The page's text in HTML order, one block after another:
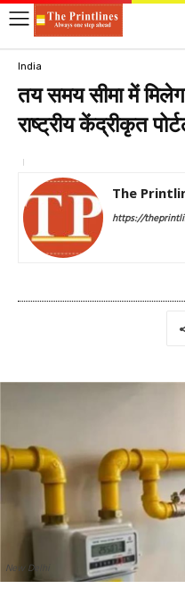
India
तय समय सीमा में
राष्ट्रीय केंद्रीकृत
The
https://
New Delhi